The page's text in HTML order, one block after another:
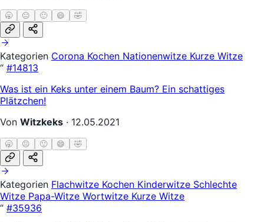
🥱 😐 🙂 😄 🤣
Kategorien Corona Kochen Nationenwitze Kurze Witze
“ #14813
Was ist ein Keks unter einem Baum? Ein schattiges
Plätzchen!
Von Witzkeks · 12.05.2021
🥱 😐 🙂 😄 🤣
Kategorien Flachwitze Kochen Kinderwitze Schlechte
Witze Papa-Witze Wortwitze Kurze Witze
“ #35936